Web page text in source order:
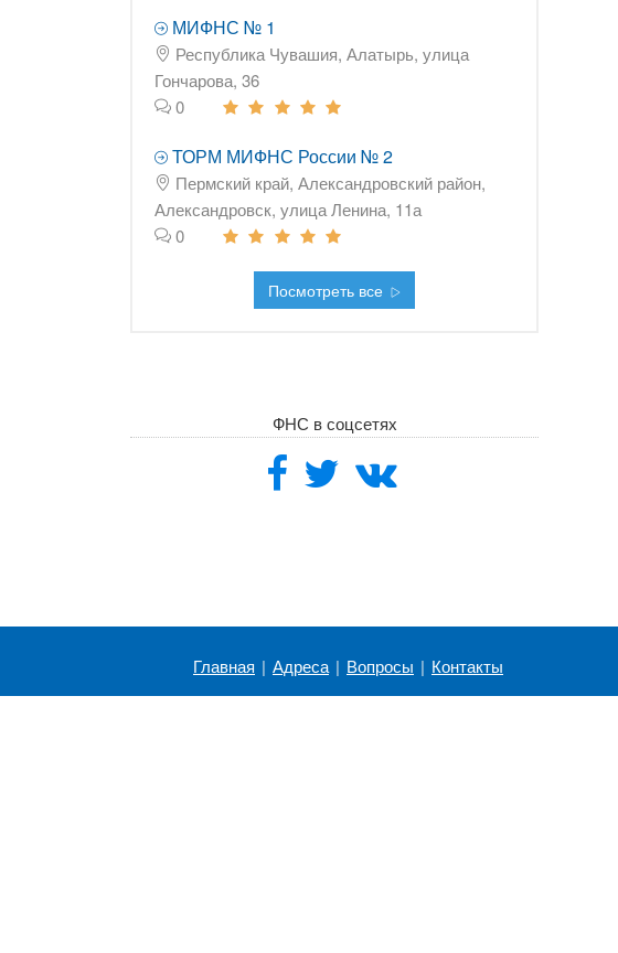
МИФНС № 1
Республика Чувашия, Алатырь, улица
Гончарова, 36
0
ТОРМ МИФНС России № 2
Пермский край, Александровский район,
Александровск, улица Ленина, 11а
0
Посмотреть все
ФНС в соцсетях
Главная | Адреса | Вопросы | Контакты